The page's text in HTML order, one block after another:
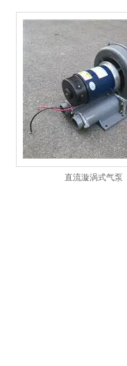
直流漩涡式气泵